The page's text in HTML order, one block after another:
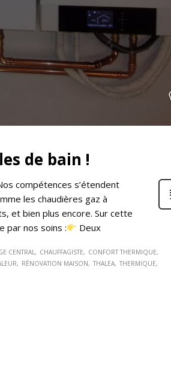
de bain !
compétences s’étendent
les chaudières gaz à
et bien plus encore. Sur cette
par nos soins :
Deux
CENTRAL CHAUFFAGISTE
CONFORT THERMIQUE
RÉNOVATION MAISON THALEA THERMIQUE